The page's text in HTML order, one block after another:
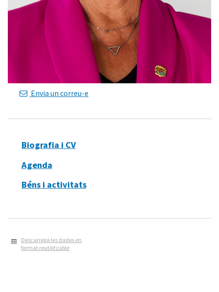
Envia un correu-e
Biografia i CV
Agenda
Béns i activitats
Descarrega les dades en
format reutilitzable